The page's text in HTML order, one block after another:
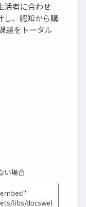
活者に合わせ
し、認知から購
題をトータル
い場合